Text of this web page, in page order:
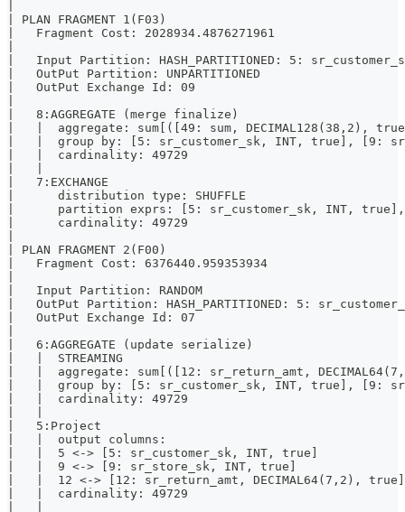
| PLAN FRAGMENT 1(F03)
|   Fragment Cost:
|   Input Partition: HASH_PARTITIONED:
|   OutPut Partition: UNPARTITIONED
|   OutPut Exchange Id: 09
|   8:AGGREGATE (merge finalize)
|   |  aggregate: sum[([49: sum,
|   |  group by: [5: sr_customer_sk, INT,
|   |  cardinality: 49729
|   7:EXCHANGE
|      distribution type: SHUFFLE
|      partition exprs: [5: sr_customer_sk,
|      cardinality: 49729
| PLAN FRAGMENT 2(F00)
|   Fragment Cost:
|   Input Partition: RANDOM
|   OutPut Partition: HASH_PARTITIONED:
|   OutPut Exchange Id: 07
|   6:AGGREGATE (update serialize)
|   |  STREAMING
|   |  aggregate: sum[([12: sr_return_amt,
|   |  group by: [5: sr_customer_sk, INT,
|   |  cardinality: 49729
|   5:Project
|   |  output columns:
|   |  5 <-> [5: sr_customer_sk, INT,
|   |  9 <-> [9: sr_store_sk, INT, true]
|   |  12 <-> [12: sr_return_amt,
|   |  cardinality: 49729